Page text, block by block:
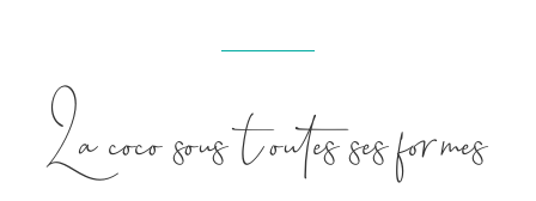
La coco sous toutes ses formes